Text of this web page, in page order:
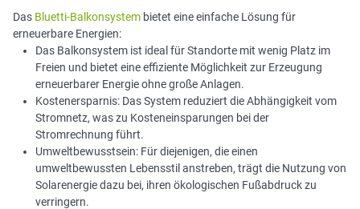
Das Bluetti-Balkonsystem bietet eine einfache Lösung für
erneuerbare Energien:
Das Balkonsystem ist ideal für Standorte mit wenig Platz im
Freien und bietet eine effiziente Möglichkeit zur Erzeugung
erneuerbarer Energie ohne große Anlagen.
Kostenersparnis: Das System reduziert die Abhängigkeit vom
Stromnetz, was zu Kosteneinsparungen bei der
Stromrechnung führt.
Umweltbewusstsein: Für diejenigen, die einen
umweltbewussten Lebensstil anstreben, trägt die Nutzung von
Solarenergie dazu bei, ihren ökologischen Fußabdruck zu
verringern.